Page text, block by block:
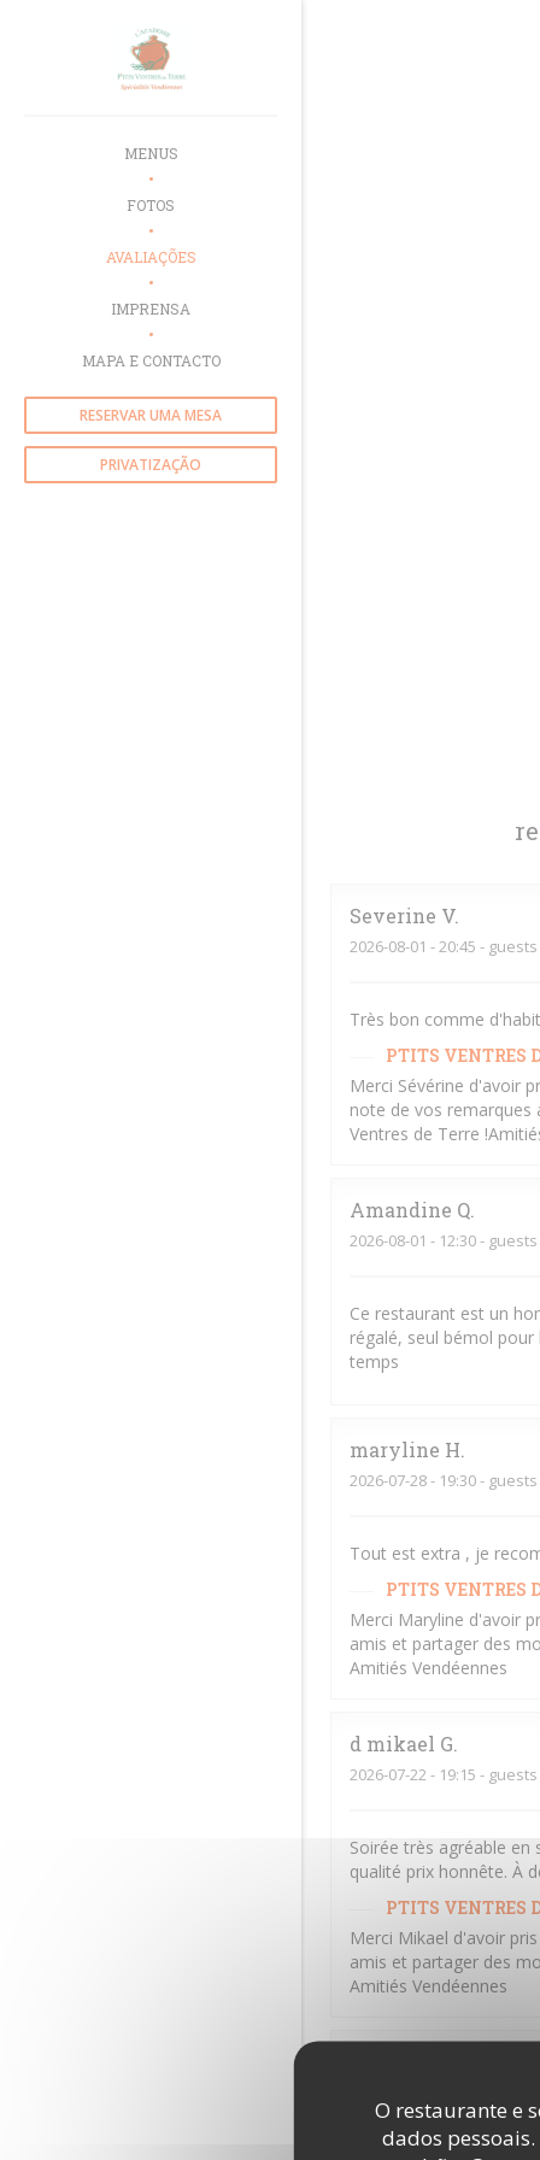
O restaurante e
dados
MENUS
FOTOS
AVALIAÇÕES
IMPRENSA
MAPA E CONTACTO
RESERVAR UMA MESA
PRIVATIZAÇÃO
Severine V
2026-08-01 - 20:45 - guests
Très bon comme
PTITS VENTRES
Merci Sévérine d'avoir
note de vos remarques
Ventres de Terre
Amandine Q
2026-08-01 - 12:30 - guests
Ce restaurant est un
régalé, seul bémol
temps
maryline H
2026-07-28- 19:30 -
Tout est extra , je
PTITS VENTRES
Merci Maryline d'avoir
amis et partager des
Amitiés Vendéennes
d mikael G
2026-07-22 - 19:15 -
Soirée très agréable en
qualité prix honnête. À
PTITS VENTRES
Merci Mikael d'avoir
amis et partager des
Amitiés Vendéennes